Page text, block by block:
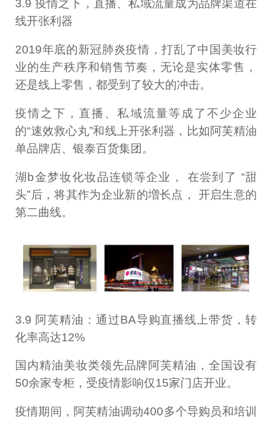
3.9 疫情之下，直播、私域流量成为品牌渠道在
线开张利器
2019年底的新冠肺炎疫情，打乱了中国美妆行
业的生产秩序和销售节奏，无论是实体零售，
还是线上零售，都受到了较大的冲击。
疫情之下，直播、私域流量等成了不少企业
的“速效救心丸”和线上开张利器，比如阿芙精油
单品牌店、银泰百货集团。
湖b金梦妆化妆品连锁等企业， 在尝到了 “甜
头”后，将其作为企业新的増长点， 开启生意的
第二曲线。
3.9 阿芙精油：通过BA导购直播线上带货，转
化率高达12%
国内精油美妆类领先品牌阿芙精油，全国设有
50余家专柜，受疫情影响仅15家门店开业。
疫情期间，阿芙精油调动400多个导购员和培训